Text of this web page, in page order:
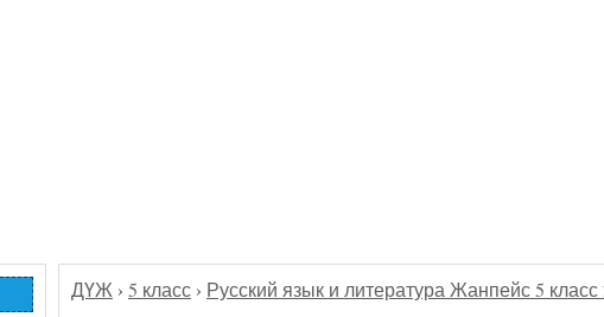
ДҮЖ › 5 класс › Русский язык и литература Жанпейс 5 класс